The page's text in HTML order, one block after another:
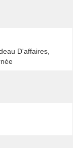
D'affaires,